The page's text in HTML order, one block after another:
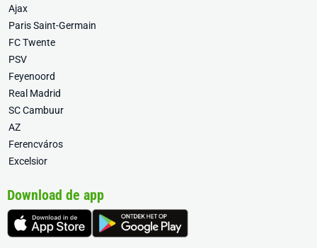
Ajax
Paris Saint-Germain
FC Twente
PSV
Feyenoord
Real Madrid
SC Cambuur
AZ
Ferencváros
Excelsior
Download de app